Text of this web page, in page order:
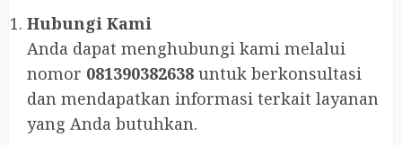
Hubungi Kami
Anda dapat menghubungi kami melalui
nomor 081390382638 untuk berkonsultasi
dan mendapatkan informasi terkait layanan
yang Anda butuhkan.